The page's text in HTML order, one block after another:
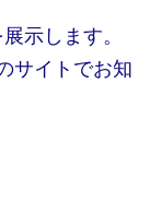
示します。
サイトでお知